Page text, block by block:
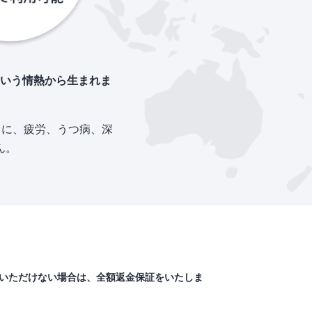
う情熱から生まれま
、疲労、うつ病、深
ただけない場合は、全額返金保証をいたしま